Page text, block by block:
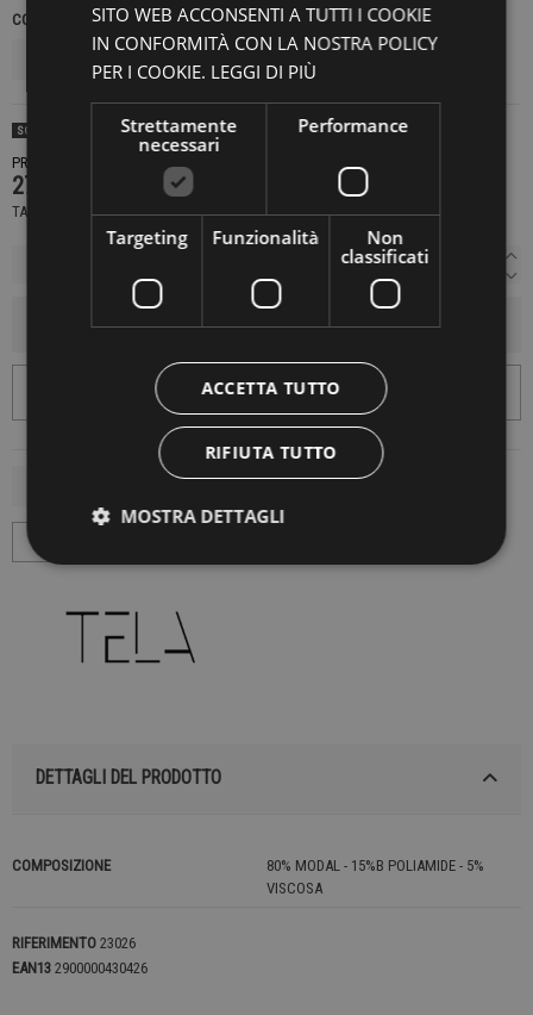
COLORE TAGLIE NAZIONALI
SOLD OUT
PRODOTTO NON DISPONIBILE CONTATTACI PER SAPERE DI PIÙ
279,00 €
TASSE INCLUSE
AGGIUNGI AL CARRELLO
DETTAGLI DEL PRODOTTO
COMPOSIZIONE
80% MODAL - 15%B POLIAMIDE - 5%
VISCOSA
RIFERIMENTO 23026
EAN13 2900000430426
SITO WEB ACCONSENTI A TUTTI I COOKIE
IN CONFORMITÀ CON LA NOSTRA POLICY
PER I COOKIE. LEGGI DI PIÙ
Strettamente
necessari
Performance
Targeting Funzionalità
Non
classificati
ACCETTA TUTTO
RIFIUTA TUTTO
MOSTRA DETTAGLI